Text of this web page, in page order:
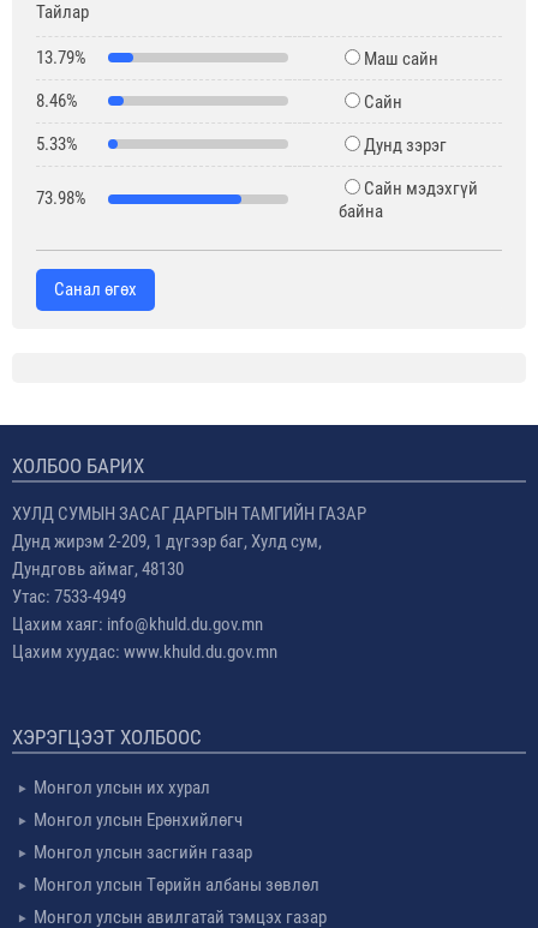
Тайлар
13.79%
Маш сайн
8.46%
Сайн
5.33%
Дунд зэрэг
73.98%
Сайн мэдэхгүй
байна
Санал өгөх
ХОЛБОО БАРИХ
ХУЛД СУМЫН ЗАСАГ ДАРГЫН ТАМГИЙН ГАЗАР
Дунд жирэм 2-209, 1 дүгээр баг, Хулд сум,
Дундговь аймаг, 48130
Утас: 7533-4949
Цахим хаяг: info@khuld.du.gov.mn
Цахим хуудас: www.khuld.du.gov.mn
ХЭРЭГЦЭЭТ ХОЛБООС
Монгол улсын их хурал
Монгол улсын Ерөнхийлөгч
Монгол улсын засгийн газар
Монгол улсын Төрийн албаны зөвлөл
Монгол улсын авилгатай тэмцэх газар